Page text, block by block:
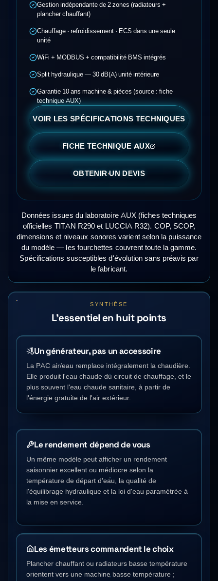
Gestion indépendante de 2 zones (radiateurs +
plancher chauffant)
Chauffage · refroidissement · ECS dans une seule
unité
WiFi + MODBUS + compatibilité BMS intégrés
Split hydraulique — 30 dB(A) unité intérieure
Garantie 10 ans machine & pièces (source : fiche
technique AUX)
VOIR LES SPÉCIFICATIONS TECHNIQUES
FICHE TECHNIQUE AUX
OBTENIR UN DEVIS
Données issues du laboratoire AUX (fiches techniques
officielles TITAN R290 et LUCCIA R32). COP, SCOP,
dimensions et niveaux sonores varient selon la puissance
du modèle — les fourchettes couvrent toute la gamme.
Spécifications susceptibles d'évolution sans préavis par
le fabricant.
SYNTHÈSE
L'essentiel en huit points
Un générateur, pas un accessoire
La PAC air/eau remplace intégralement la chaudière.
Elle produit l'eau chaude du circuit de chauffage, et le
plus souvent l'eau chaude sanitaire, à partir de
l'énergie gratuite de l'air extérieur.
Le rendement dépend de vous
Un même modèle peut afficher un rendement
saisonnier excellent ou médiocre selon la
température de départ d'eau, la qualité de
l'équilibrage hydraulique et la loi d'eau paramétrée à
la mise en service.
Les émetteurs commandent le choix
Plancher chauffant ou radiateurs basse température
orientent vers une machine basse température ;